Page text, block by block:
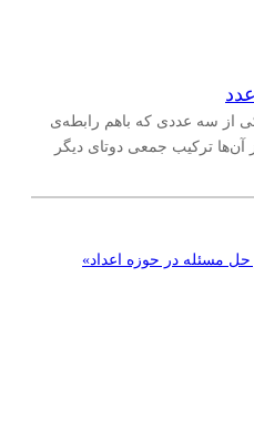
از سه عددی که باهم رابطه‌ی
آن‌ها ترکیب جمعی دوتای دیگر